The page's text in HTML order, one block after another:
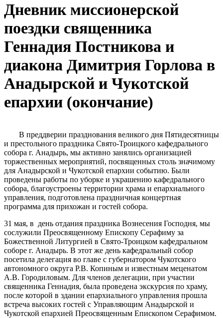
Дневник миссионерской
поездки священника
Геннадия Постникова и
диакона Димитрия Горлова в
Анадырской и Чукотской
епархии (окончание)
В преддверии празднования великого дня Пятидесятницы
и престольного праздника Свято-Троицкого кафедрального
собора г. Анадырь, мы активно занялись организацией
торжественных мероприятий, посвященных столь значимому
для Анадырской и Чукотской епархии событию. Были
проведены работы по уборке и украшению кафедрального
собора, благоустроены территории храма и епархиального
управления, подготовлена праздничная концертная
программа для прихожан и гостей собора.
31 мая, в день отдания праздника Вознесения Господня, мы
сослужили Преосвященному Епископу Серафиму за
Божественной Литургией в Свято-Троицком кафедральном
соборе г. Анадырь. В этот же день кафедральный собор
посетила делегация во главе с губернатором Чукотского
автономного округа Р.В. Копиным и известным меценатом
А.В. Городиловым. Для членов делегации, при участии
священника Геннадия, была проведена экскурсия по храму,
после которой в здании епархиального управления прошла
встреча высоких гостей с Управляющим Анадырской и
Чукотской епархией Преосвященным Епископом Серафимом.